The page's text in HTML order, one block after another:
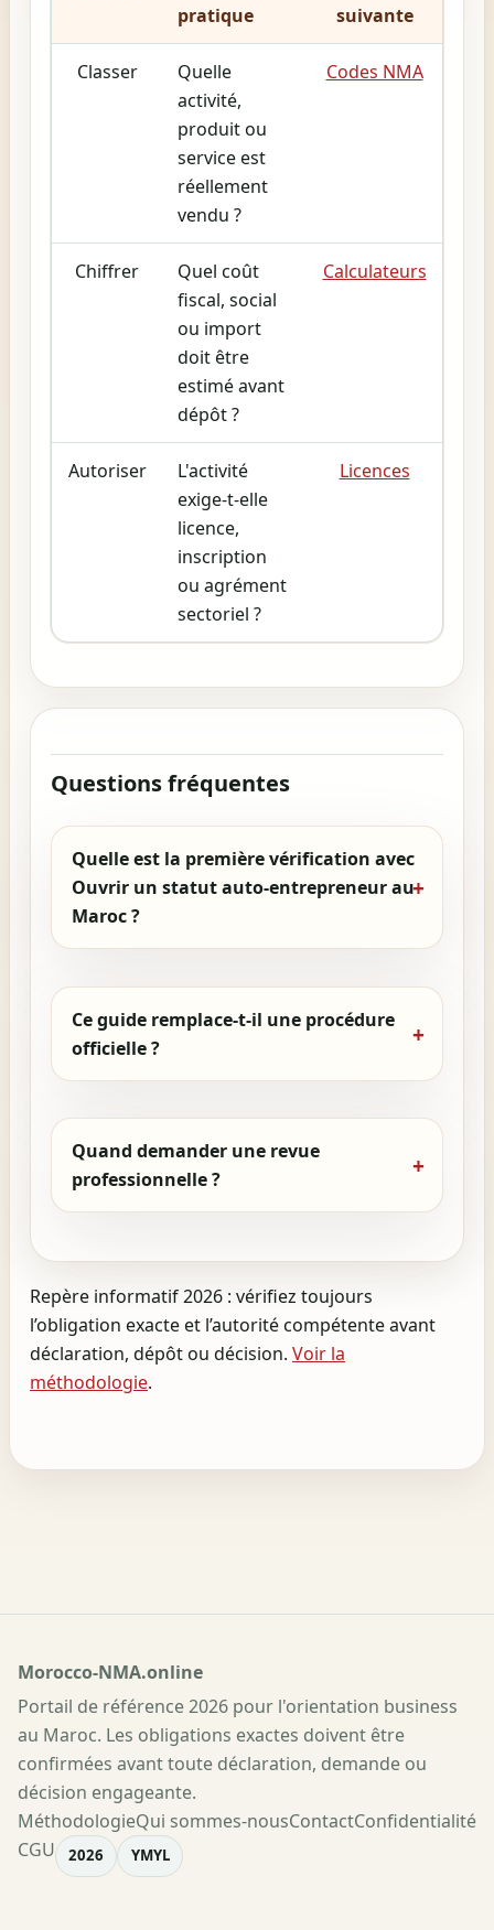
pratique
suivante
Classer
Quelle
activité,
produit ou
service est
réellement
vendu ?
Codes NMA
Chiffrer
Quel coût
fiscal, social
ou import
doit être
estimé avant
dépôt ?
Calculateurs
Autoriser
L'activité
exige-t-elle
licence,
inscription
ou agrément
sectoriel ?
Licences
Questions fréquentes
Quelle est la première vérification avec
Ouvrir un statut auto-entrepreneur au
Maroc ?
Ce guide remplace-t-il une procédure
officielle ?
Quand demander une revue
professionnelle ?
Repère informatif 2026 : vérifiez toujours
l’obligation exacte et l’autorité compétente avant
déclaration, dépôt ou décision. Voir la
méthodologie.
Morocco-NMA.online
Portail de référence 2026 pour l'orientation business
au Maroc. Les obligations exactes doivent être
confirmées avant toute déclaration, demande ou
décision engageante.
MéthodologieQui sommes-nousContactConfidentialité
CGU
2026 YMYL